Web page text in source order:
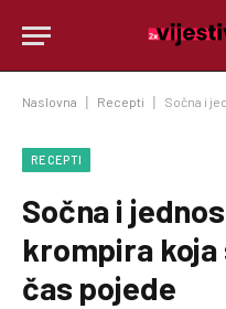
Naslovna Recepti Sočna i
RECEPTI
Sočna i
krompira koja
čas pojede